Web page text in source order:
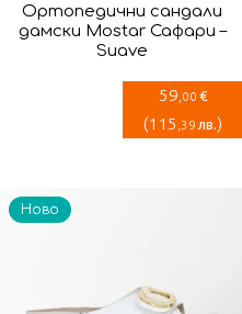
Ортопедични сандали
дамски Mostar Сафари –
Suave
59 ,00 €
(115 ,39 лв.)
Ново